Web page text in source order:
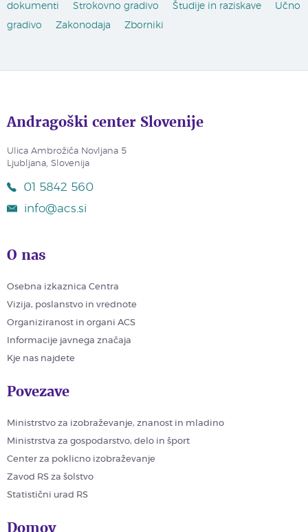
dokumenti
Strokovno gradivo Študije in raziskave
Učno
gradivo
Zakonodaja Zborniki
Andragoški center Slovenije
Ulica Ambrožiča Novljana 5
Ljubljana, Slovenija
01 5842 560
info@acs.si
O nas
Osebna izkaznica Centra
Vizija, poslanstvo in vrednote
Organiziranost in organi ACS
Informacije javnega značaja
Kje nas najdete
Povezave
Ministrstvo za izobraževanje, znanost in mladino
Ministrstva za gospodarstvo, delo in šport
Center za poklicno izobraževanje
Zavod RS za šolstvo
Statistični urad RS
Domov